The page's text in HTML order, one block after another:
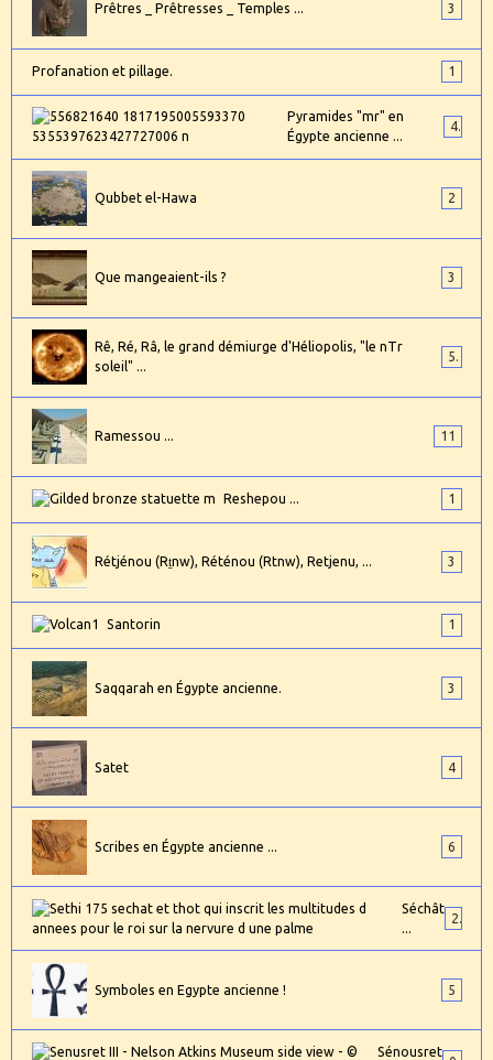
Prêtres _ Prêtresses _ Temples ... 3
Profanation et pillage. 1
Pyramides "mr" en
Égypte ancienne ...
4
Qubbet el-Hawa 2
Que mangeaient-ils ? 3
Rê, Ré, Râ, le grand démiurge d'Héliopolis, "le nTr
soleil" ...
5
Ramessou ... 11
Reshepou ... 1
Rétjénou (Rṯnw), Réténou (Rtnw), Retjenu, ... 3
Santorin 1
Saqqarah en Égypte ancienne. 3
Satet 4
Scribes en Égypte ancienne ... 6
Séchât
Symboles en Egypte ancienne ! 5
Sénousret